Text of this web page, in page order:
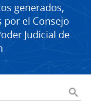
generados,
por el Consejo
Judicial de